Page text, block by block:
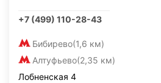
+7 (499) 110-28-43
Бибирево(1,6 км)
Алтуфьево(2,35 км)
Лобненская 4